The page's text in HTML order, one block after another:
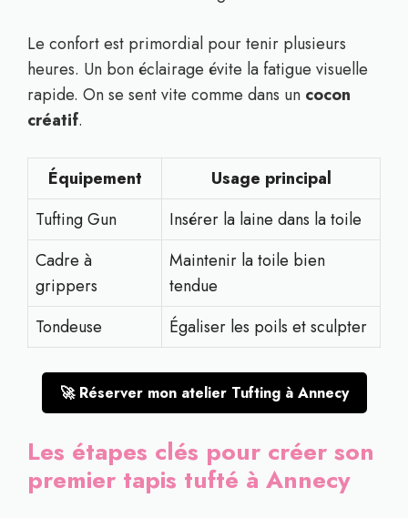
Le confort est primordial pour tenir plusieurs
heures. Un bon éclairage évite la fatigue visuelle
rapide. On se sent vite comme dans un cocon
créatif.
Équipement
Usage principal
Tufting Gun
Insérer la laine dans la toile
Cadre à
grippers
Maintenir la toile bien
tendue
Tondeuse
Égaliser les poils et sculpter
🚀 Réserver mon atelier Tufting à Annecy
Les étapes clés pour créer son
premier tapis tufté à Annecy